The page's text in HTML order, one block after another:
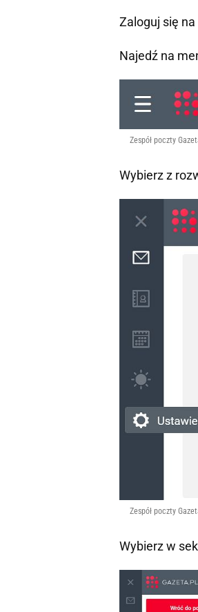
Zaloguj się
Najedź na
Zespół poczty
Wybierz z
Zespół poczty
Wybierz w